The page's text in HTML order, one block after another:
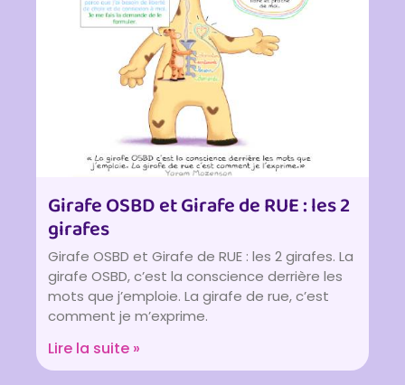
Girafe OSBD et Girafe de RUE : les 2
girafes
Girafe OSBD et Girafe de RUE : les 2 girafes. La
girafe OSBD, c’est la conscience derrière les
mots que j’emploie. La girafe de rue, c’est
comment je m’exprime.
Lire la suite »